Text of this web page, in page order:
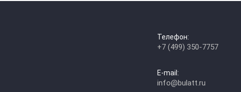
Телефон:
+7 (499) 350-7757
E-mail:
info@bulatt.ru